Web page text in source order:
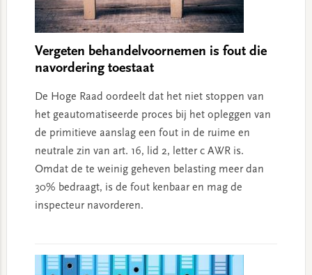
Vergeten behandelvoornemen is fout die
navordering toestaat
De Hoge Raad oordeelt dat het niet stoppen van
het geautomatiseerde proces bij het opleggen van
de primitieve aanslag een fout in de ruime en
neutrale zin van art. 16, lid 2, letter c AWR is.
Omdat de te weinig geheven belasting meer dan
30% bedraagt, is de fout kenbaar en mag de
inspecteur navorderen.